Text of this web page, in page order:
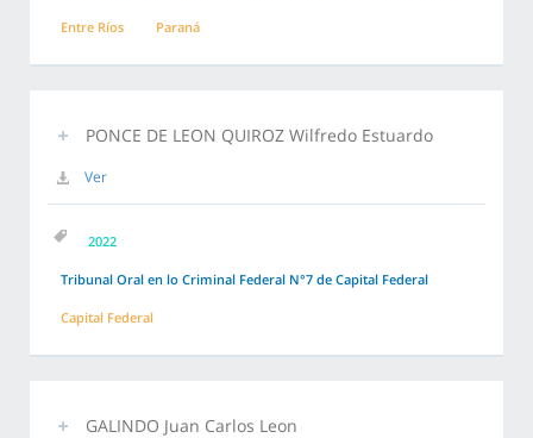
Entre Ríos Paraná
PONCE DE LEON QUIROZ Wilfredo Estuardo
Ver
2022
Tribunal Oral en lo Criminal Federal N°7 de Capital Federal
Capital Federal
GALINDO Juan Carlos Leon